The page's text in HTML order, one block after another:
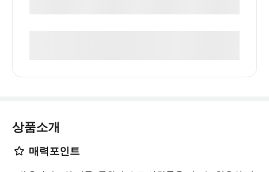
상품소개
매력포인트